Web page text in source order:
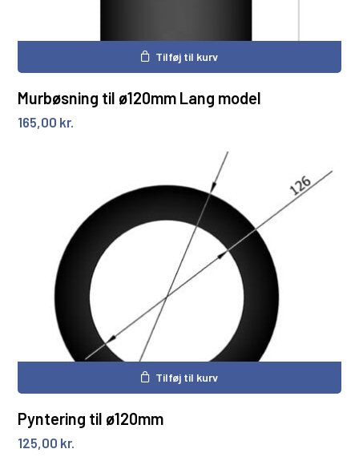
Tilføj til kurv
Murbøsning til ø120mm Lang model
165,00 kr.
Tilføj til kurv
Pyntering til ø120mm
125,00 kr.